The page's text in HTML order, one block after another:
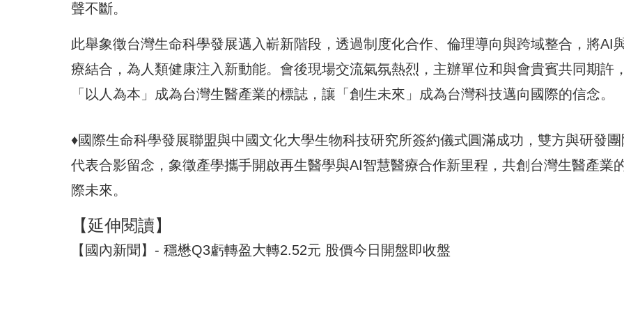
聲不斷。
此舉象徵台灣生命科學發展邁入嶄新階段，透過制度化合作、倫理導向與跨域整合，將AI
療結合，為人類健康注入新動能。會後現場交流氣氛熱烈，主辦單位和與會貴賓共同期許
「以人為本」成為台灣生醫產業的標誌，讓「創生未來」成為台灣科技邁向國際的信念。
♦國際生命科學發展聯盟與中國文化大學生物科技研究所簽約儀式圓滿成功，雙方與研發團
代表合影留念，象徵產學攜手開啟再生醫學與AI智慧醫療合作新里程，共創台灣生醫產業
際未來。
【延伸閱讀】
【國內新聞】- 穩懋Q3虧轉盈大轉2.52元 股價今日開盤即收盤